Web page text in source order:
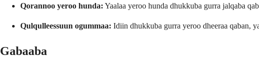
Qorannoo yeroo hunda: Yaalaa yeroo hunda dhukkuba gurra jalqaba
Qulqulleessuun ogummaa: Idiin dhukkuba gurra yeroo dheeraa qaban,
Gabaaba